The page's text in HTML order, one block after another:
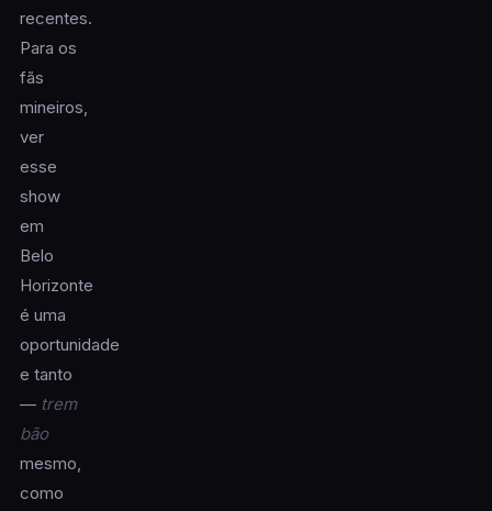
recentes.
Para os
fãs
mineiros,
ver
esse
show
em
Belo
Horizonte
é uma
oportunidade
e tanto
— trem
bão
mesmo,
como